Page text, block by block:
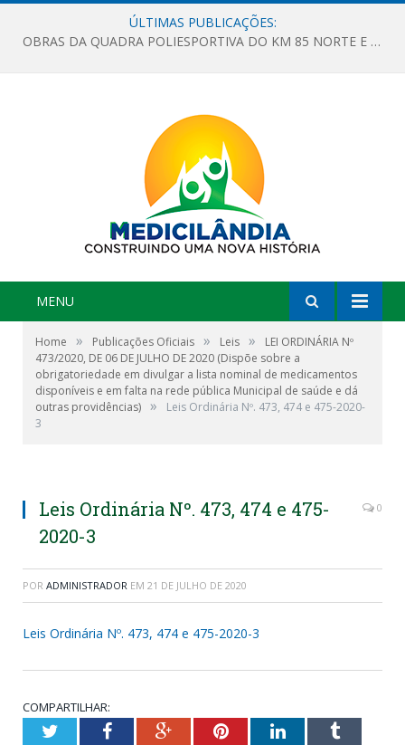
ÚLTIMAS PUBLICAÇÕES:
OBRAS DA QUADRA POLIESPORTIVA DO KM 85 NORTE E DA ESCOLA GASPAR VIANA AVANÇAM
MENU
Home » Publicações Oficiais » Leis »
LEI ORDINÁRIA Nº
473/2020, DE 06 DE JULHO DE 2020 (Dispõe sobre a
obrigatoriedade em divulgar a lista nominal de medicamentos
disponíveis e em falta na rede pública Municipal de saúde e dá
outras providências) »
Leis Ordinária Nº. 473, 474 e 475-2020-
3
Leis Ordinária Nº. 473, 474 e 475-
2020-3
0
POR ADMINISTRADOR EM 21 DE JULHO DE 2020
Leis Ordinária Nº. 473, 474 e 475-2020-3
COMPARTILHAR:
TwitterFacebookGoogle+PinterestLinkedInTumblr